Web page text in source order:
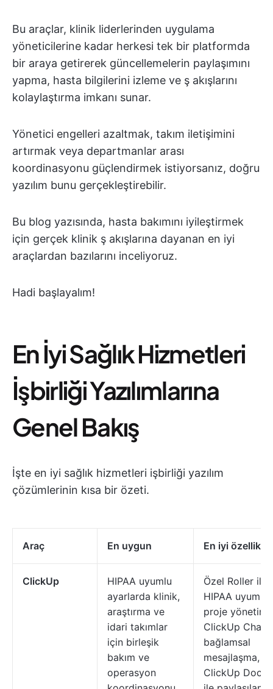
Bu araçlar, klinik liderlerinden uygulama
yöneticilerine kadar herkesi tek bir platformda
bir araya getirerek güncellemelerin paylaşımını
yapma, hasta bilgilerini izleme ve ş akışlarını
kolaylaştırma imkanı sunar.
Yönetici engelleri azaltmak, takım iletişimini
artırmak veya departmanlar arası
koordinasyonu güçlendirmek istiyorsanız, doğru
yazılım bunu gerçekleştirebilir.
Bu blog yazısında, hasta bakımını iyileştirmek
için gerçek klinik ş akışlarına dayanan en iyi
araçlardan bazılarını inceliyoruz.
Hadi başlayalım!
En İyi Sağlık Hizmetleri
İşbirliği Yazılımlarına
Genel Bakış
İşte en iyi sağlık hizmetleri işbirliği yazılım
çözümlerinin kısa bir özeti.
Araç En uygun En iyi özellikler
ClickUp
HIPAA uyumlu
ayarlarda klinik,
araştırma ve
idari takımlar
için birleşik
bakım ve
operasyon
Özel Roller ile
HIPAA uyumlu
proje yönetimi,
ClickUp Chat
bağlamsal
mesajlaşma,
ClickUp Docs